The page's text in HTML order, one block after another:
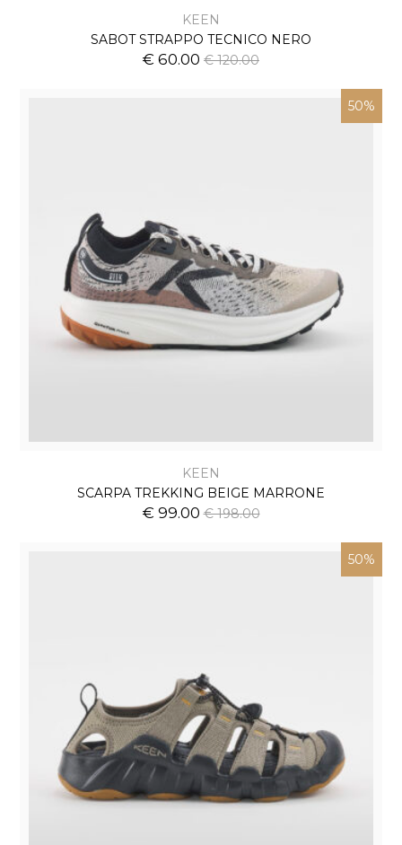
KEEN
SABOT STRAPPO TECNICO NERO
€ 60.00 € 120.00
50%
KEEN
SCARPA TREKKING BEIGE MARRONE
€ 99.00€ 198.00
50%